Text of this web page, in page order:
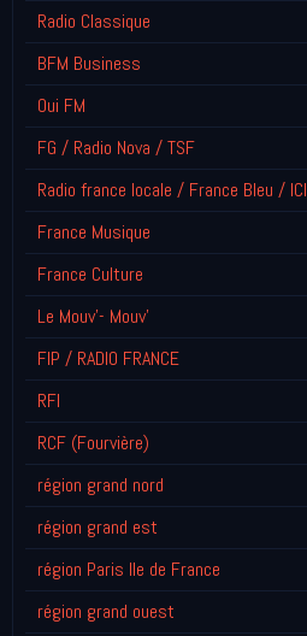
Radio Classique
BFM Business
Oui FM
FG / Radio Nova / TSF
Radio france locale / France Bleu / ICI
France Musique
France Culture
Le Mouv'- Mouv'
FIP / RADIO FRANCE
RFI
RCF (Fourvière)
région grand nord
région grand est
région Paris Ile de France
région grand ouest